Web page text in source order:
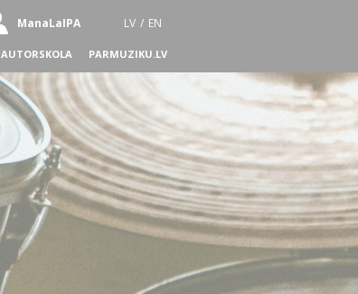
ManaLaIPA LV / EN
AUTORSKOLA PARMUZIKU.LV